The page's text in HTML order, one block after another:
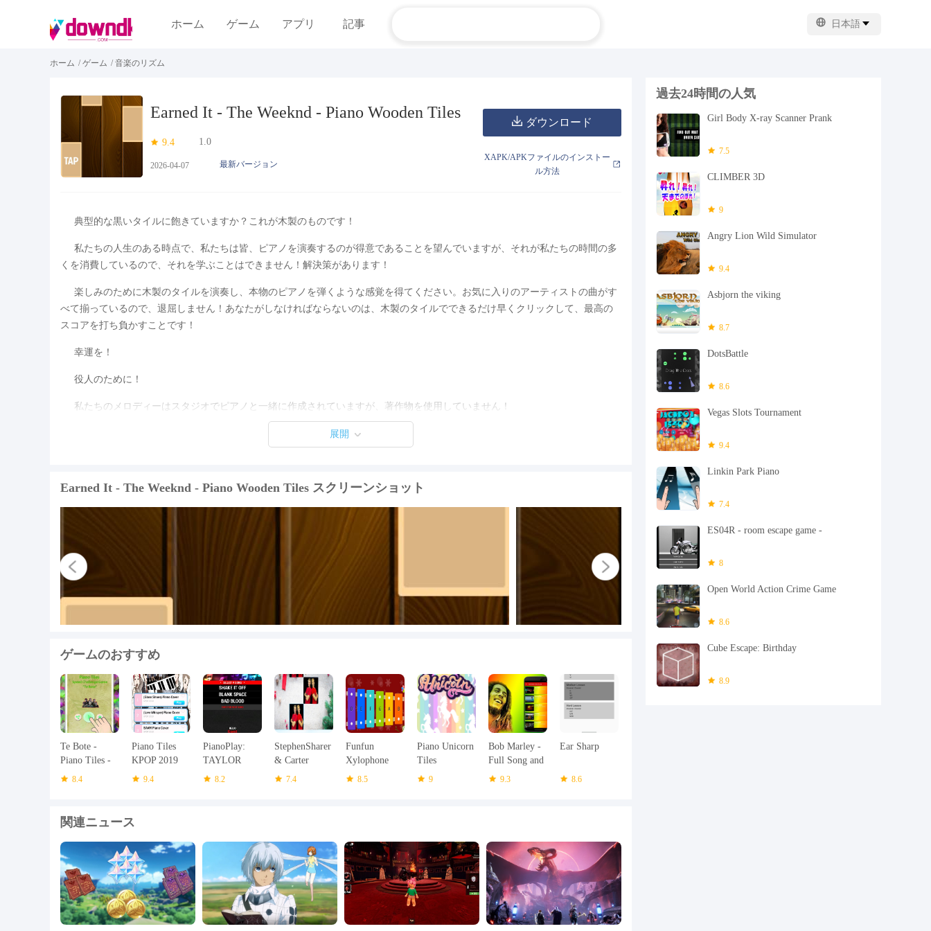
ホーム ゲーム アプリ 記事 日本語
ホーム /ゲーム /音楽のリズム
Earned It - The Weeknd - Piano Wooden Tiles
9.4 1.0
2026-04-07 最新バージョン
ダウンロード
XAPK/APKファイルのインストー
ル方法
典型的な黒いタイルに飽きていますか？これが木製のものです！
私たちの人生のある時点で、私たちは皆、ピアノを演奏するのが得意であることを望んでいますが、それが私たちの時間の多
くを消費しているので、それを学ぶことはできません！解決策があります！
楽しみのために木製のタイルを演奏し、本物のピアノを弾くような感覚を得てください。お気に入りのアーティストの曲がす
べて揃っているので、退屈しません！あなたがしなければならないのは、木製のタイルでできるだけ早くクリックして、最高の
スコアを打ち負かすことです！
幸運を！
役人のために！
私たちのメロディーはスタジオでピアノと一緒に作成されていますが、著作物を使用していません！
展開
Earned It - The Weeknd - Piano Wooden Tiles スクリーンショット
ゲームのおすすめ
Te Bote -
Piano Tiles -
Bad bunny,
8.4
Piano Tiles
KPOP 2019
9.4
PianoPlay:
TAYLOR
8.2
StephenSharer
& Carter
Sharer game
7.4
Funfun
Xylophone
For Kids Free
8.5
Piano Unicorn
Tiles
9
Bob Marley -
Full Song and
HD Videos
9.3
Ear Sharp
8.6
関連ニュース
過去24時間の人気
Girl Body X-ray Scanner Prank
7.5
CLIMBER 3D
9
Angry Lion Wild Simulator
9.4
Asbjorn the viking
8.7
DotsBattle
8.6
Vegas Slots Tournament
9.4
Linkin Park Piano
7.4
ES04R - room escape game -
8
Open World Action Crime Game
8.6
Cube Escape: Birthday
8.9